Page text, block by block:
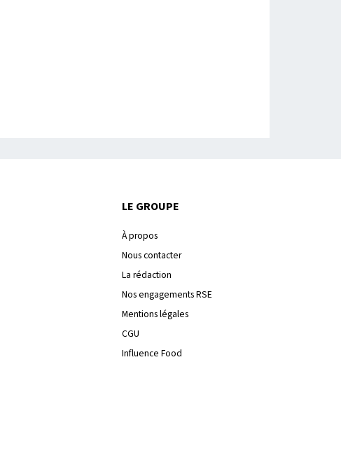
LE GROUPE
À propos
Nous contacter
La rédaction
Nos engagements RSE
Mentions légales
CGU
Influence Food